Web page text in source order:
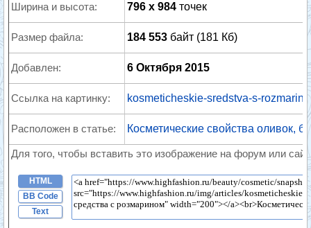
Ширина и высота: 796 x 984 точек
Размер файла: 184 553 байт (181 Кб)
Добавлен: 6 Октября 2015
Ссылка на картинку: kosmeticheskie-sredstva-s-
Расположен в статье: Косметические свойства оливок,
Для того, чтобы вставить это изображение на форум или
HTML
BB Code
Text